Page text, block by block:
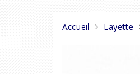
Vous
Accueil Layette